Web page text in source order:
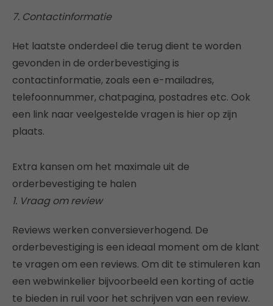
7. Contactinformatie
Het laatste onderdeel die terug dient te worden
gevonden in de orderbevestiging is
contactinformatie, zoals een e-mailadres,
telefoonnummer, chatpagina, postadres etc. Ook
een link naar veelgestelde vragen is hier op zijn
plaats.
Extra kansen om het maximale uit de
orderbevestiging te halen
1. Vraag om review
Reviews werken conversieverhogend. De
orderbevestiging is een ideaal moment om de klant
te vragen om een reviews. Om dit te stimuleren kan
een webwinkelier bijvoorbeeld een korting of actie
te bieden in ruil voor het schrijven van een review.